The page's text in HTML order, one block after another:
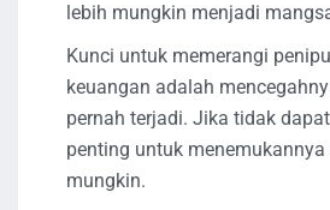
lebih mungkin menjadi
Kunci untuk memerangi
keuangan adalah
pernah terjadi. Jika tidak
penting untuk menemukannya
mungkin.